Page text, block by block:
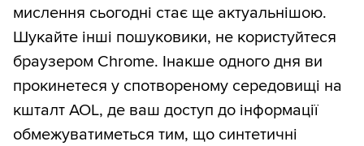
мислення сьогодні стає ще актуальнішою.
Шукайте інші пошуковики, не користуйтеся
браузером Chrome. Інакше одного дня ви
прокинетеся у спотвореному середовищі на
кшталт AOL, де ваш доступ до інформації
обмежуватиметься тим, що синтетичні